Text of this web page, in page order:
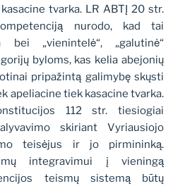
tvarka. LR ABTĮ 20 str.
nurodo, kad tai
bei „vienintelė“, „galutinė“
byloms, kas kelia abejonių
pripažintą galimybę skųsti
apeliacine tiek kasacine tvarka.
112 str. tiesiogiai
skiriant Vyriausiojo
teisėjus ir jo pirmininką.
integravimui į vieningą
teismų sistemą būtų